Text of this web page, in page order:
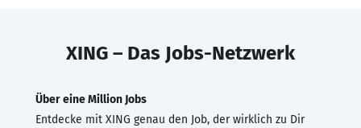
XING – Das Jobs-Netzwerk
Über eine Million Jobs
Entdecke mit XING genau den Job, der wirklich zu Dir